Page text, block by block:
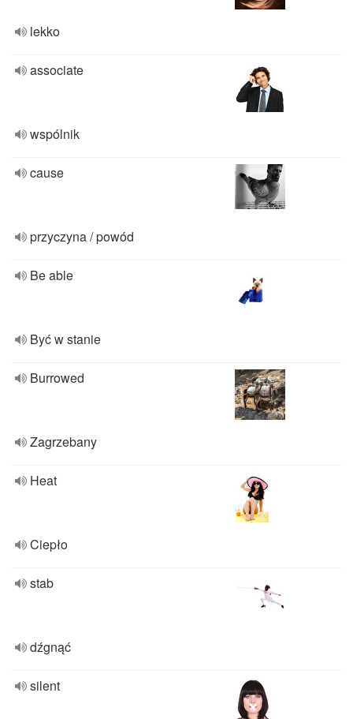
lekko
associate
wspólnik
cause
przyczyna / powód
Be able
Być w stanie
Burrowed
Zagrzebany
Heat
Ciepło
stab
dźgnąć
silent